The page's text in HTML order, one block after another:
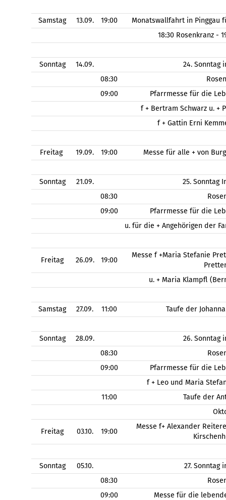
Samstag 13.09. 19:00
Monatswallfahrt in Pinggau
18:30 Rosenkranz -
Sonntag 14.09.
24. Sonntag
08:30
09:00
Pfarrmesse für die
f + Bertram Schwarz u. +
f + Gattin Erni
Freitag 19.09. 19:00 Messe für alle + von
Sonntag 21.09.
25. Sonntag
08:30
09:00
Pfarrmesse für die
u. für die + Angehörigen der
Freitag 26.09. 19:00
Messe f +Maria Stefanie
u. + Maria Klampfl
Samstag 27.09. 11:00 Taufe der
Sonntag 28.09.
26. Sonntag
08:30
09:00
Pfarrmesse für die
f + Leo und Maria
11:00
Taufe der
Freitag 03.10. 19:00
Messe f+ Alexander
Sonntag 05.10.
27. Sonntag
08:30
09:00
Messe für die